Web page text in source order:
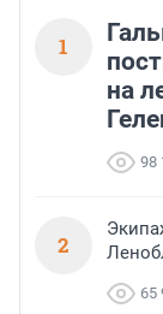
1
на
98
2
65